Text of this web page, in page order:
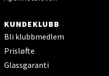
KUNDEKLUBB
Bli klubbmedlem
Prisløfte
Glassgaranti